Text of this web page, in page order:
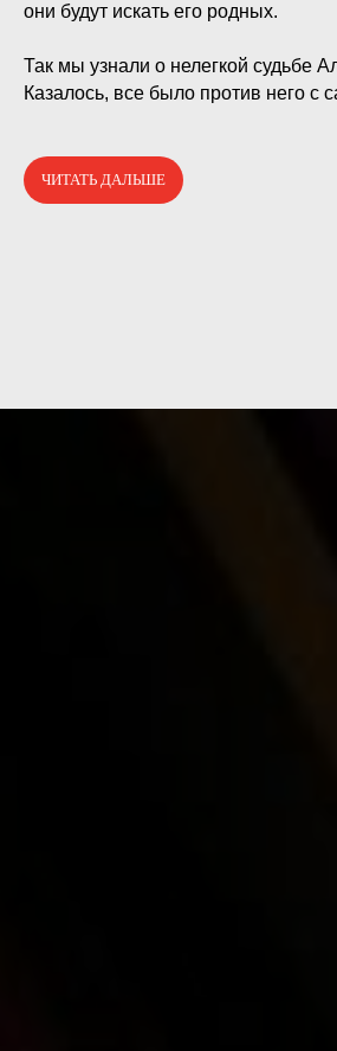
они будут искать его родных.
Так мы узнали о нелегкой судьбе
Казалось, все было против него с
ЧИТАТЬ ДАЛЬШЕ